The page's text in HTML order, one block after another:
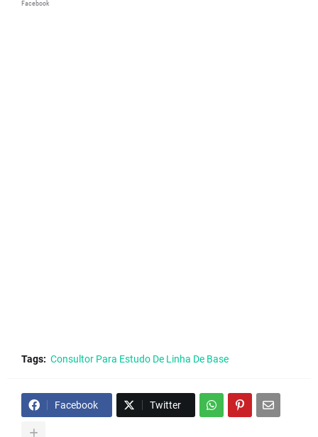
Facebook
Tags: Consultor Para Estudo De Linha De Base
Facebook Twitter